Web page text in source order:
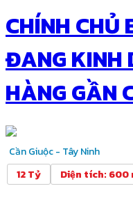
CHÍNH CHỦ
ĐANG KINH
HÀNG GẦN
Cần Giuộc - Tây Ninh
12 Tỷ
Diện tích: 600